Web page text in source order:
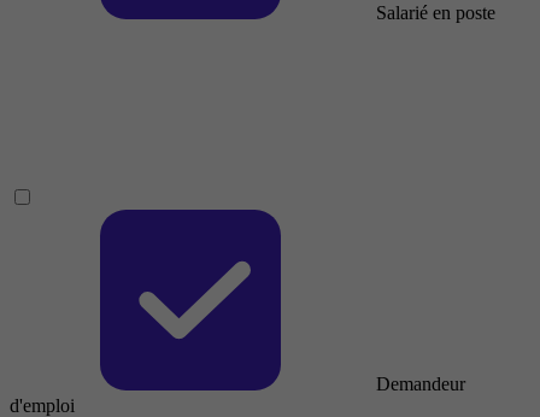
Salarié en poste
Demandeur
d'emploi